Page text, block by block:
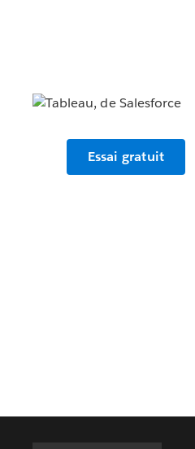
Essai gratuit